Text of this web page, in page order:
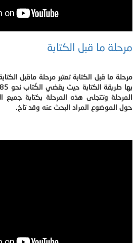
مرحلة ما قبل الكتابة
مرحلة ما قبل الكتابة تعتبر مرحلة ماقبل
المرحلة وتتجلى هذه المرحلة بكتابة جميع
حول الموضوع المراد البحث عنه وقد تاخ.